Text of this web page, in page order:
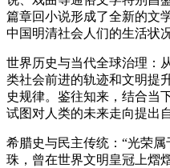
篇章回小说形成了全新的文
中国明清社会人们的生活状
世界历史与当代全球治理：
类社会前进的轨迹和文明提
史规律。鉴往知来，结合当
试图对人类的未来走向提出
希腊史与民主传统：“光荣
珠，曾在世界文明皇冠上熠